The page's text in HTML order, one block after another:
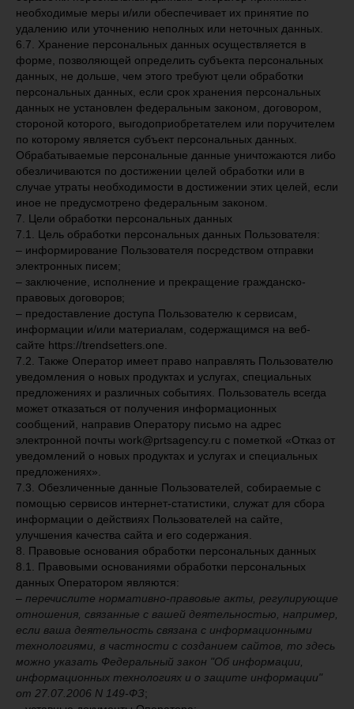
необходимые меры и/или обеспечивает их принятие по
удалению или уточнению неполных или неточных данных.
6.7. Хранение персональных данных осуществляется в
форме, позволяющей определить субъекта персональных
данных, не дольше, чем этого требуют цели обработки
персональных данных, если срок хранения персональных
данных не установлен федеральным законом, договором,
стороной которого, выгодоприобретателем или поручителем
по которому является субъект персональных данных.
Обрабатываемые персональные данные уничтожаются либо
обезличиваются по достижении целей обработки или в
случае утраты необходимости в достижении этих целей, если
иное не предусмотрено федеральным законом.
7. Цели обработки персональных данных
7.1. Цель обработки персональных данных Пользователя:
– информирование Пользователя посредством отправки
электронных писем;
– заключение, исполнение и прекращение гражданско-
правовых договоров;
– предоставление доступа Пользователю к сервисам,
информации и/или материалам, содержащимся на веб-
сайте https://trendsetters.one.
7.2. Также Оператор имеет право направлять Пользователю
уведомления о новых продуктах и услугах, специальных
предложениях и различных событиях. Пользователь всегда
может отказаться от получения информационных
сообщений, направив Оператору письмо на адрес
электронной почты work@prtsagency.ru с пометкой «Отказ от
уведомлений о новых продуктах и услугах и специальных
предложениях».
7.3. Обезличенные данные Пользователей, собираемые с
помощью сервисов интернет-статистики, служат для сбора
информации о действиях Пользователей на сайте,
улучшения качества сайта и его содержания.
8. Правовые основания обработки персональных данных
8.1. Правовыми основаниями обработки персональных
данных Оператором являются:
– перечислите нормативно-правовые акты, регулирующие
отношения, связанные с вашей деятельностью, например,
если ваша деятельность связана с информационными
технологиями, в частности с созданием сайтов, то здесь
можно указать Федеральный закон "Об информации,
информационных технологиях и о защите информации"
от 27.07.2006 N 149-ФЗ;